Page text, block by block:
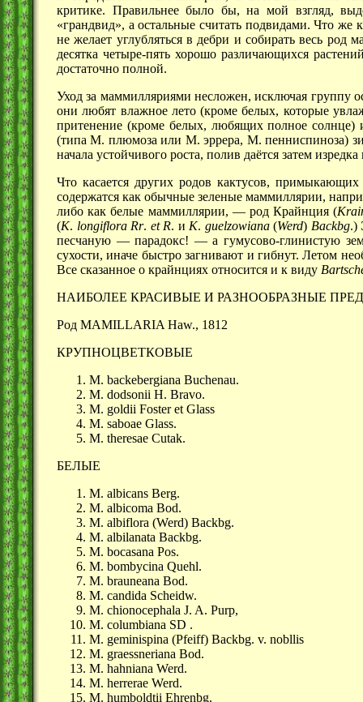
критике. Правильнее было бы, на мой взгляд,
«грандвид», а остальные считать подвидами. Что же
не желает углубляться в дебри и собирать весь род
десятка четыре-пять хорошо различающихся
достаточно полной.
Уход за маммилляриями несложен, исключая группу
они любят влажное лето (кроме белых, которые
притенение (кроме белых, любящих полное
(типа М. плюмоза или М. эррера, М. пенниспиноза)
начала устойчивого роста, полив даётся затем
Что касается других родов кактусов,
содержатся как обычные зеленые маммиллярии,
либо как белые маммиллярии, —род Крайнция (
(К. longiflora Rr. et R. и К. guelzowiana(Werd) Backbg.)
песчаную — парадокс! —а гумусово-глинистую
сухости, иначе быстро загнивают и гибнут. Летом
Все сказанное о крайнциях относится и к виду
НАИБОЛЕЕ КРАСИВЫЕ И РАЗНООБРАЗНЫЕ
Род MAMILLARIA Haw., 1812
КРУПНОЦВЕТКОВЫЕ
М. backebergiana Buchenau.
М. dodsonii H. Bravo.
М. goldii Foster et Glass
M. saboae Glass.
M. theresae Cutak.
БЕЛЫЕ
М. albicans Berg.
М. albicoma Bod.
M. albiflora (Werd) Backbg.
M. albilanata Backbg.
M. bocasana Pos.
M. bombycina Quehl.
M. brauneana Bod.
M. сandida Scheidw.
M. chionocephala J. A. Purp,
M. columbiana SD .
M. geminispina (Pfeiff) Backbg. v. nobllis
M. graessneriana Bod.
M. hahniana Werd.
M. herrerae Werd.
M. humboldtii Ehrenbg.